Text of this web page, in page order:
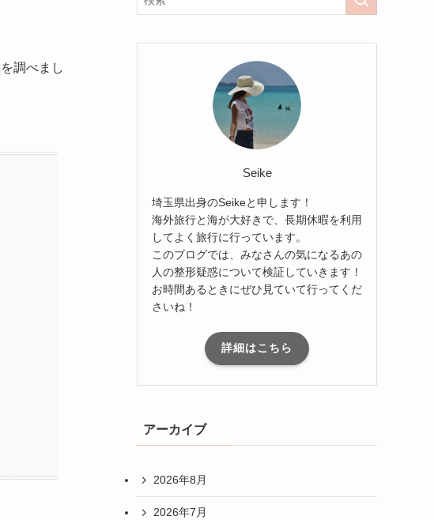
を調べまし
Seike
埼玉県出身のSeikeと申します！
海外旅行と海が大好きで、長期休暇を利用
してよく旅行に行っています。
このブログでは、みなさんの気になるあの
人の整形疑惑について検証していきます！
お時間あるときにぜひ見ていて行ってくだ
さいね！
詳細はこちら
アーカイブ
2026年8月
2026年7月